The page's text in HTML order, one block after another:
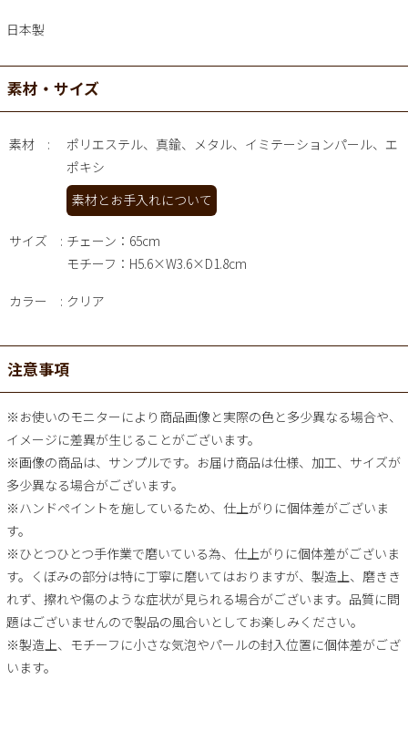
日本製
素材・サイズ
素材
ポリエステル、真鍮、メタル、イミテーションパール、エ
ポキシ
素材とお手入れについて
サイズ
チェーン：65cm
モチーフ：H5.6×W3.6×D1.8cm
カラー クリア
注意事項
※お使いのモニターにより商品画像と実際の色と多少異なる場合や、
イメージに差異が生じることがございます。
※画像の商品は、サンプルです。お届け商品は仕様、加工、サイズが
多少異なる場合がございます。
※ハンドペイントを施しているため、仕上がりに個体差がございま
す。
※ひとつひとつ手作業で磨いている為、仕上がりに個体差がございま
す。くぼみの部分は特に丁寧に磨いてはおりますが、製造上、磨きき
れず、擦れや傷のような症状が見られる場合がございます。品質に問
題はございませんので製品の風合いとしてお楽しみください。
※製造上、モチーフに小さな気泡やパールの封入位置に個体差がござ
います。